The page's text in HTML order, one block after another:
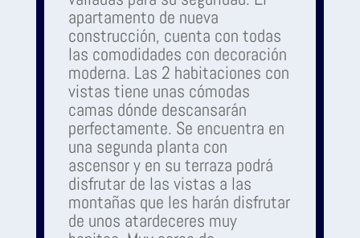
apartamento de nueva
construcción, cuenta con todas
las comodidades con decoración
moderna. Las 2 habitaciones con
vistas tiene unas cómodas
camas dónde descansarán
perfectamente. Se encuentra en
una segunda planta con
ascensor y en su terraza podrá
disfrutar de las vistas a las
montañas que les harán disfrutar
de unos atardeceres muy